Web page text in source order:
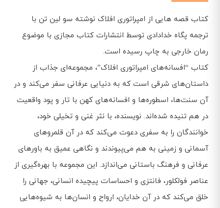
کتاب قصه هایی از امپراتوری افلاک نوشته سو لین تن با
ترجمه پگاه خدادادی توسط انتشارات کتاب مجازی با موضوع
رمان خارجی به چاپ رسیده است.
کتاب “افسانه‌های امپراتوری افلاک”، مجموعه‌ای جذاب از
داستان‌های شرقی است که به دنیایی عرفانی سفر می‌کند و در
آن سنت‌ها، اسطوره‌ها و افسانه‌های کهن با تار و پود واقعیت
در هم تنیده شده‌اند. نویسنده، با نثر غنی و تخیلی خود،
خوانندگان را به سفری دعوت می‌کند که در آن قلمروهای
آسمانی و زمینی به هم می‌پیوندند و نگاهی عمیق به باورهای
عرفانی و فرهنگ باستانی می‌اندازد. این مجموعه با بهره‌گیری از
عناصر فولکلور، فانتزی و احساسات پیچیده انسانی، جهانی را
خلق می‌کند که در آن خدایان، ارواح و انسان‌ها به شیوه‌هایی